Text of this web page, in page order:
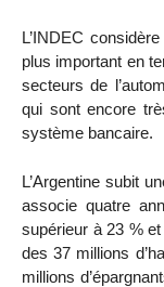
L’INDEC
plus important en
secteurs de
qui sont encore
système bancaire.
L’Argentine subit
associe quatre
supérieur à 23 %
des 37 millions
millions